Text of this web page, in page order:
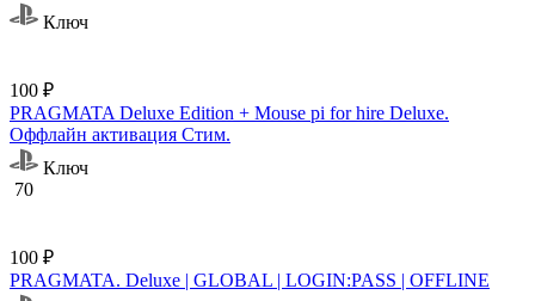
Ключ
100 ₽
PRAGMATA Deluxe Edition + Mouse pi for hire Deluxe.
Оффлайн активация Cтим.
Ключ
70
100 ₽
PRAGMATA. Deluxe | GLOBAL | LOGIN:PASS | OFFLINE